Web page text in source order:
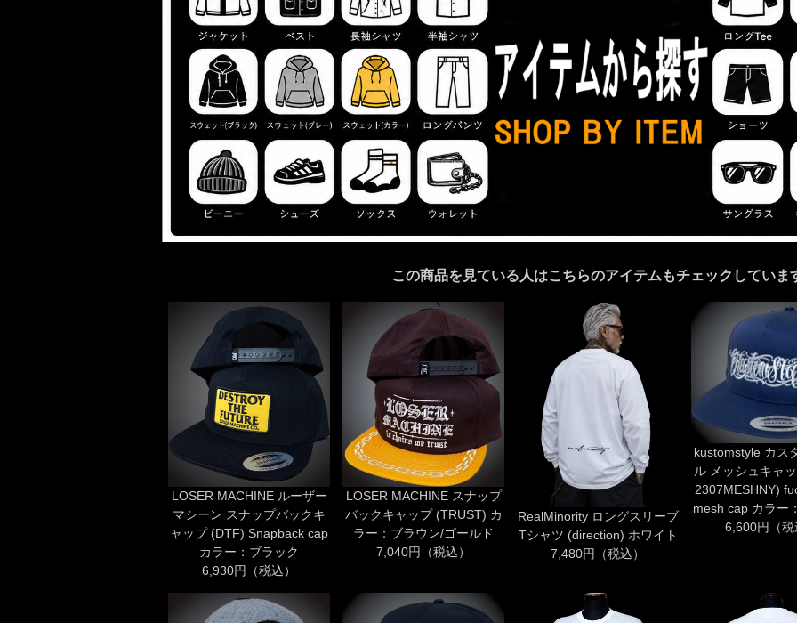
この商品を見ている人はこちらのアイテムもチェックしていま
LOSER MACHINE ルーザー
マシーン スナップバックキ
ャップ (DTF) Snapback cap
カラー：ブラック
6,930円（税込）
LOSER MACHINE スナップ
バックキャップ (TRUST) カ
ラー：ブラウン/ゴールド
7,040円（税込）
RealMinority ロングスリーブ
Tシャツ (direction) ホワイト
7,480円（税込）
kustomstyle カス
ル メッシュキャ
2307MESHNY)
mesh cap カラー
6,600円（税